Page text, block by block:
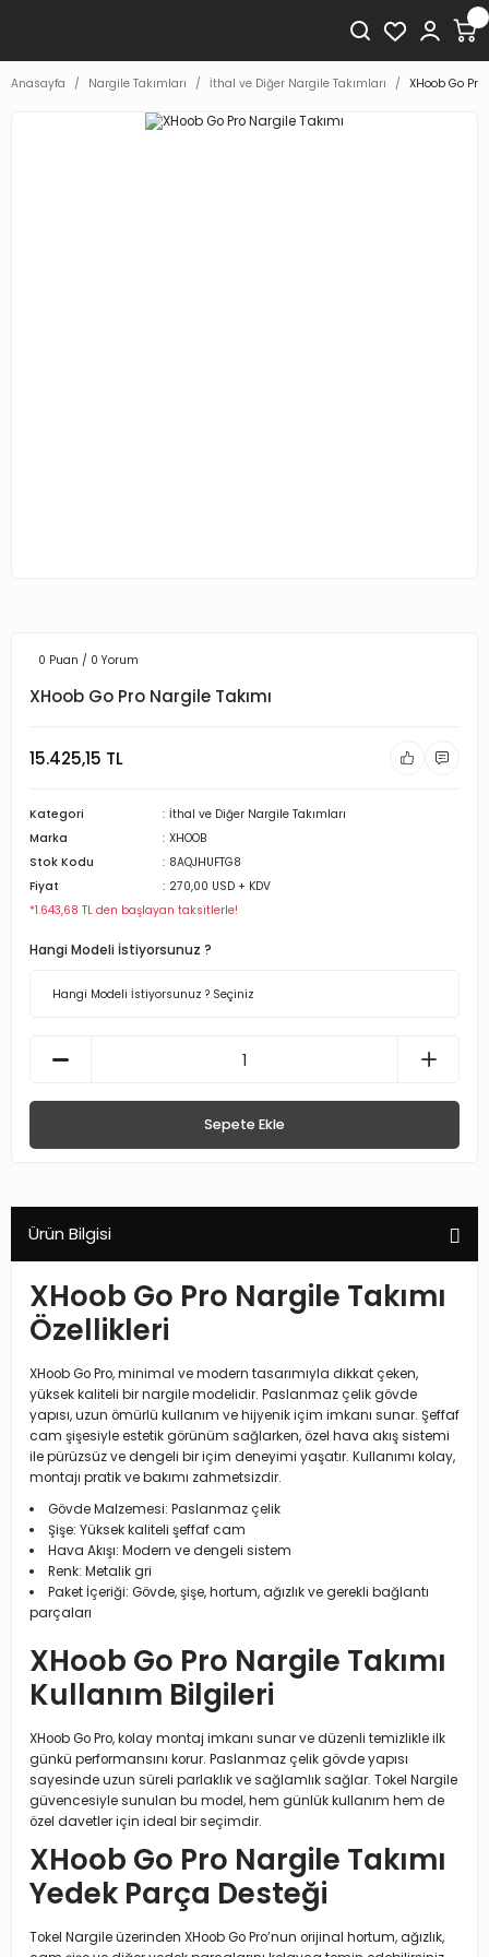
Anasayfa Nargile Takımları İthal ve Diğer Nargile Takımları XHoob Go
0 Puan / 0 Yorum
XHoob Go Pro Nargile Takımı
15.425,15 TL
Kategori
İthal ve Diğer Nargile Takımları
Marka
XHOOB
Stok Kodu
8AQJHUFTG8
Fiyat
270,00 USD + KDV
*1.643,68 TL den başlayan taksitlerle!
Hangi Modeli İstiyorsunuz ?
Sepete Ekle
Ürün Bilgisi
XHoob Go Pro Nargile Takımı
Özellikleri
XHoob Go Pro, minimal ve modern tasarımıyla dikkat çeken,
yüksek kaliteli bir nargile modelidir. Paslanmaz çelik gövde
yapısı, uzun ömürlü kullanım ve hijyenik içim imkanı sunar. Şeffaf
cam şişesiyle estetik görünüm sağlarken, özel hava akış sistemi
ile pürüzsüz ve dengeli bir içim deneyimi yaşatır. Kullanımı kolay,
montajı pratik ve bakımı zahmetsizdir.
Gövde Malzemesi: Paslanmaz çelik
Şişe: Yüksek kaliteli şeffaf cam
Hava Akışı: Modern ve dengeli sistem
Renk: Metalik gri
Paket İçeriği: Gövde, şişe, hortum, ağızlık ve gerekli bağlantı
parçaları
XHoob Go Pro Nargile Takımı
Kullanım Bilgileri
XHoob Go Pro, kolay montaj imkanı sunar ve düzenli temizlikle ilk
günkü performansını korur. Paslanmaz çelik gövde yapısı
sayesinde uzun süreli parlaklık ve sağlamlık sağlar. Tokel Nargile
güvencesiyle sunulan bu model, hem günlük kullanım hem de
özel davetler için ideal bir seçimdir.
XHoob Go Pro Nargile Takımı
Yedek Parça Desteği
Tokel Nargile üzerinden XHoob Go Pro’nun orijinal hortum, ağızlık,